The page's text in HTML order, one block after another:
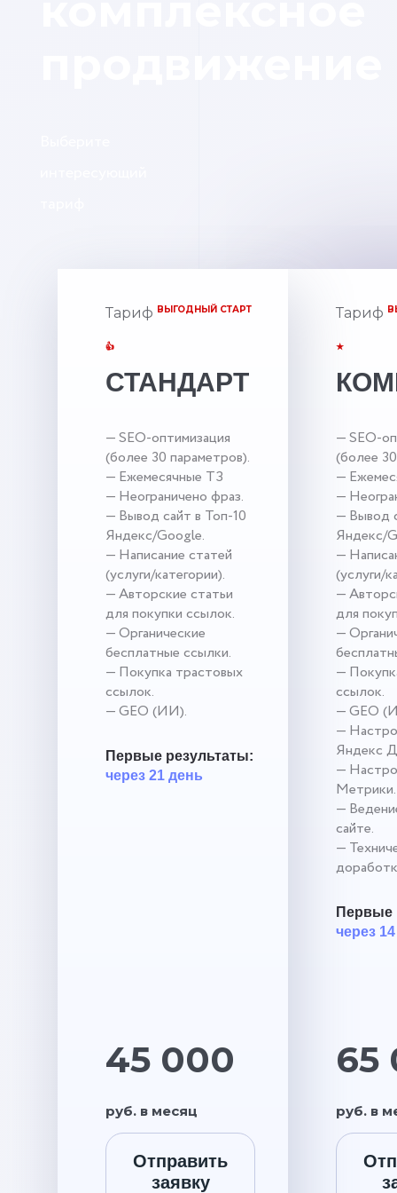
Тариф ВЫГОДНЫЙ СТАРТ
👍
СТАНДАРТ
— SEO-оптимизация
(более 30 параметров).
— Ежемесячные ТЗ
— Неограничено фраз.
— Вывод сайт в Топ-10
Яндекс/Google.
— Написание статей
(услуги/категории).
— Авторские статьи
для покупки ссылок.
— Органические
бесплатные ссылки.
— Покупка трастовых
ссылок.
— GEO (ИИ).
Первые результаты:
через 21 день
45 000
руб. в месяц
Отправить
заявку
Тариф
★
— SEO-
(более
—
—
— Вывод
Яндекс/
—
(услуги/
—
для
—
—
ссылок.
— GEO
—
Яндекс
—
Метрики.
—
сайте.
—
Первые
через
65
руб. в